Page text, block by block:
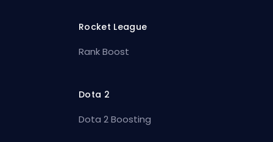
Rocket League
Rank Boost
Dota 2
Dota 2 Boosting